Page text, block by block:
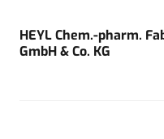
HEYL Chem.-pharm.
GmbH & Co. KG